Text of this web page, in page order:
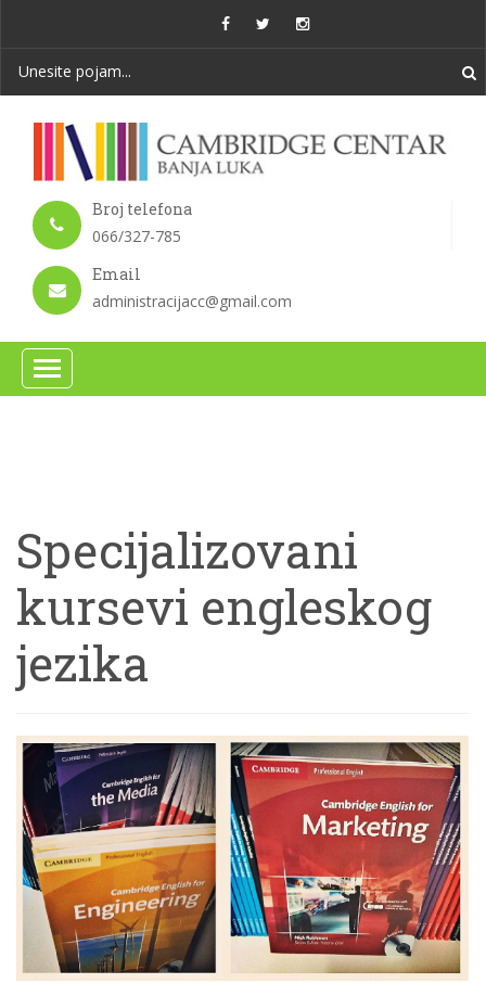
Broj telefona
066/327-785
Email
administracijacc@gmail.com
Specijalizovani
kursevi engleskog
jezika